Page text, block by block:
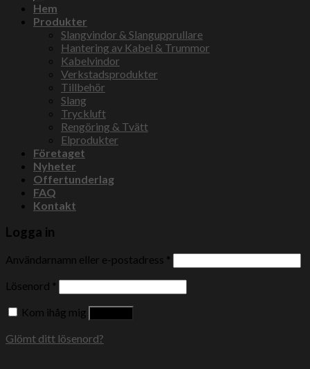
Hem
Produkter
Slangvindor & Slangupprullare
Hantering av Kabel & Trummor
Kabelvindor
Verkstadsprodukter
Tillbehör
Slang
Tryckluft
Rengöring & Tvätt
Elprodukter
Företaget
Nyheter
Offertunderlag
FAQ
Kontakt
Logga in
Användarnamn eller e-postadress *
Lösenord *
Kom ihåg mig
Glömt ditt lösenord?